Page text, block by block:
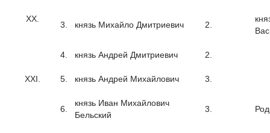
XX.
3. князь Михайло Дмитриевич 2.
4. князь Андрей Дмитриевич 2.
XXI. 5. князь Андрей Михайлович 3.
6.
князь Иван Михайлович
Бельский
3.